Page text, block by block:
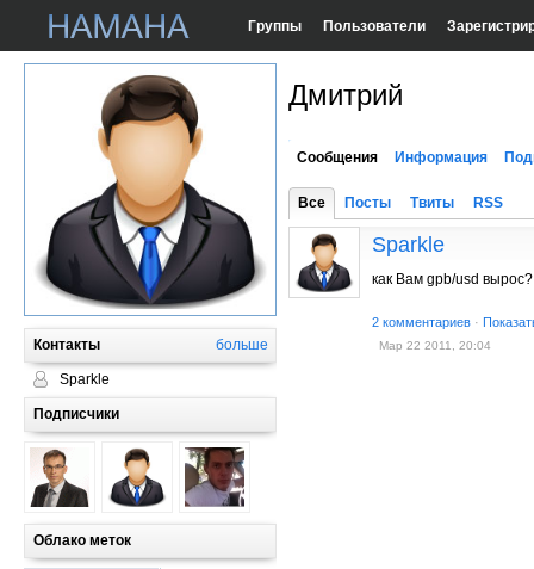
Группы Пользователи
Контакты больше
Sparkle
Подписчики
Облако меток
Дмитрий
Сообщения Информация
Все Посты Твиты RSS
Sparkle
как Вам gpb/usd вырос?
2 комментариев ·
Мар 22 2011, 20:04